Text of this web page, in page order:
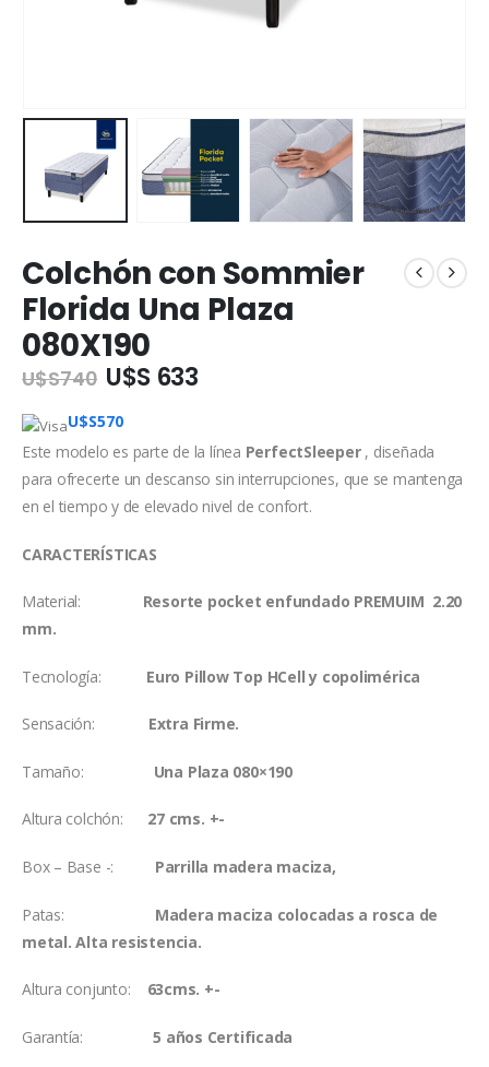
Colchón con Sommier
Florida Una Plaza
080X190
U$S740 U$S 633
U$S570
Este modelo es parte de la línea PerfectSleeper , diseñada
para ofrecerte un descanso sin interrupciones, que se mantenga
en el tiempo y de elevado nivel de confort.
CARACTERÍSTICAS
Material: Resorte pocket enfundado PREMUIM 2.20
mm.
Tecnología: Euro Pillow Top HCell y copolimérica
Sensación: Extra Firme.
Tamaño: Una Plaza 080×190
Altura colchón: 27 cms. +-
Box – Base -: Parrilla madera maciza,
Patas: Madera maciza colocadas a rosca de
metal. Alta resistencia.
Altura conjunto: 63cms. +-
Garantía:5 años Certificada